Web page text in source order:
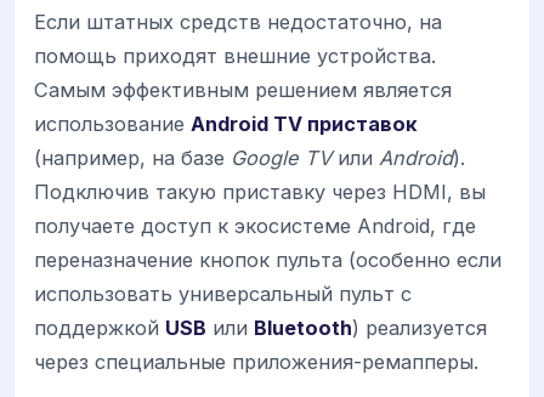
Если штатных средств недостаточно, на
помощь приходят внешние устройства.
Самым эффективным решением является
использование Android TV приставок
(например, на базе Google TVили Android).
Подключив такую приставку через HDMI, вы
получаете доступ к экосистеме Android, где
переназначение кнопок пульта (особенно если
использовать универсальный пульт с
поддержкой USB или Bluetooth) реализуется
через специальные приложения-ремапперы.